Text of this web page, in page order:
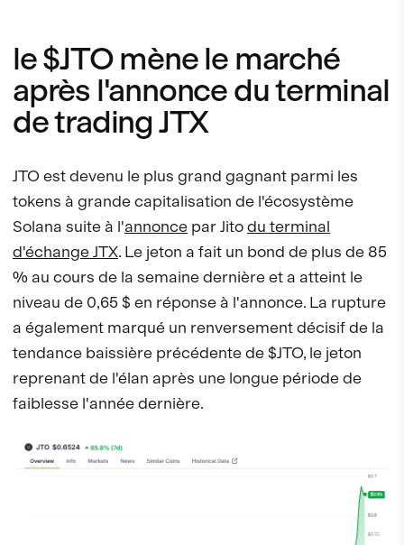
le $JTO mène le marché
après l'annonce du terminal
de trading JTX
JTO est devenu le plus grand gagnant parmi les
tokens à grande capitalisation de l'écosystème
Solana suite à l'annonce par Jitodu terminal
d'échange JTX. Le jeton a fait un bond de plus de 85
% au cours de la semaine dernière et a atteint le
niveau de 0,65 $ en réponse à l'annonce. La rupture
a également marqué un renversement décisif de la
tendance baissière précédente de $JTO, le jeton
reprenant de l'élan après une longue période de
faiblesse l'année dernière.